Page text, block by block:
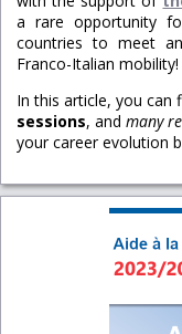
a rare opportunity
countries to meet
Franco-Italian mobility!
In this article, you can
sessions, and many
your career evolution